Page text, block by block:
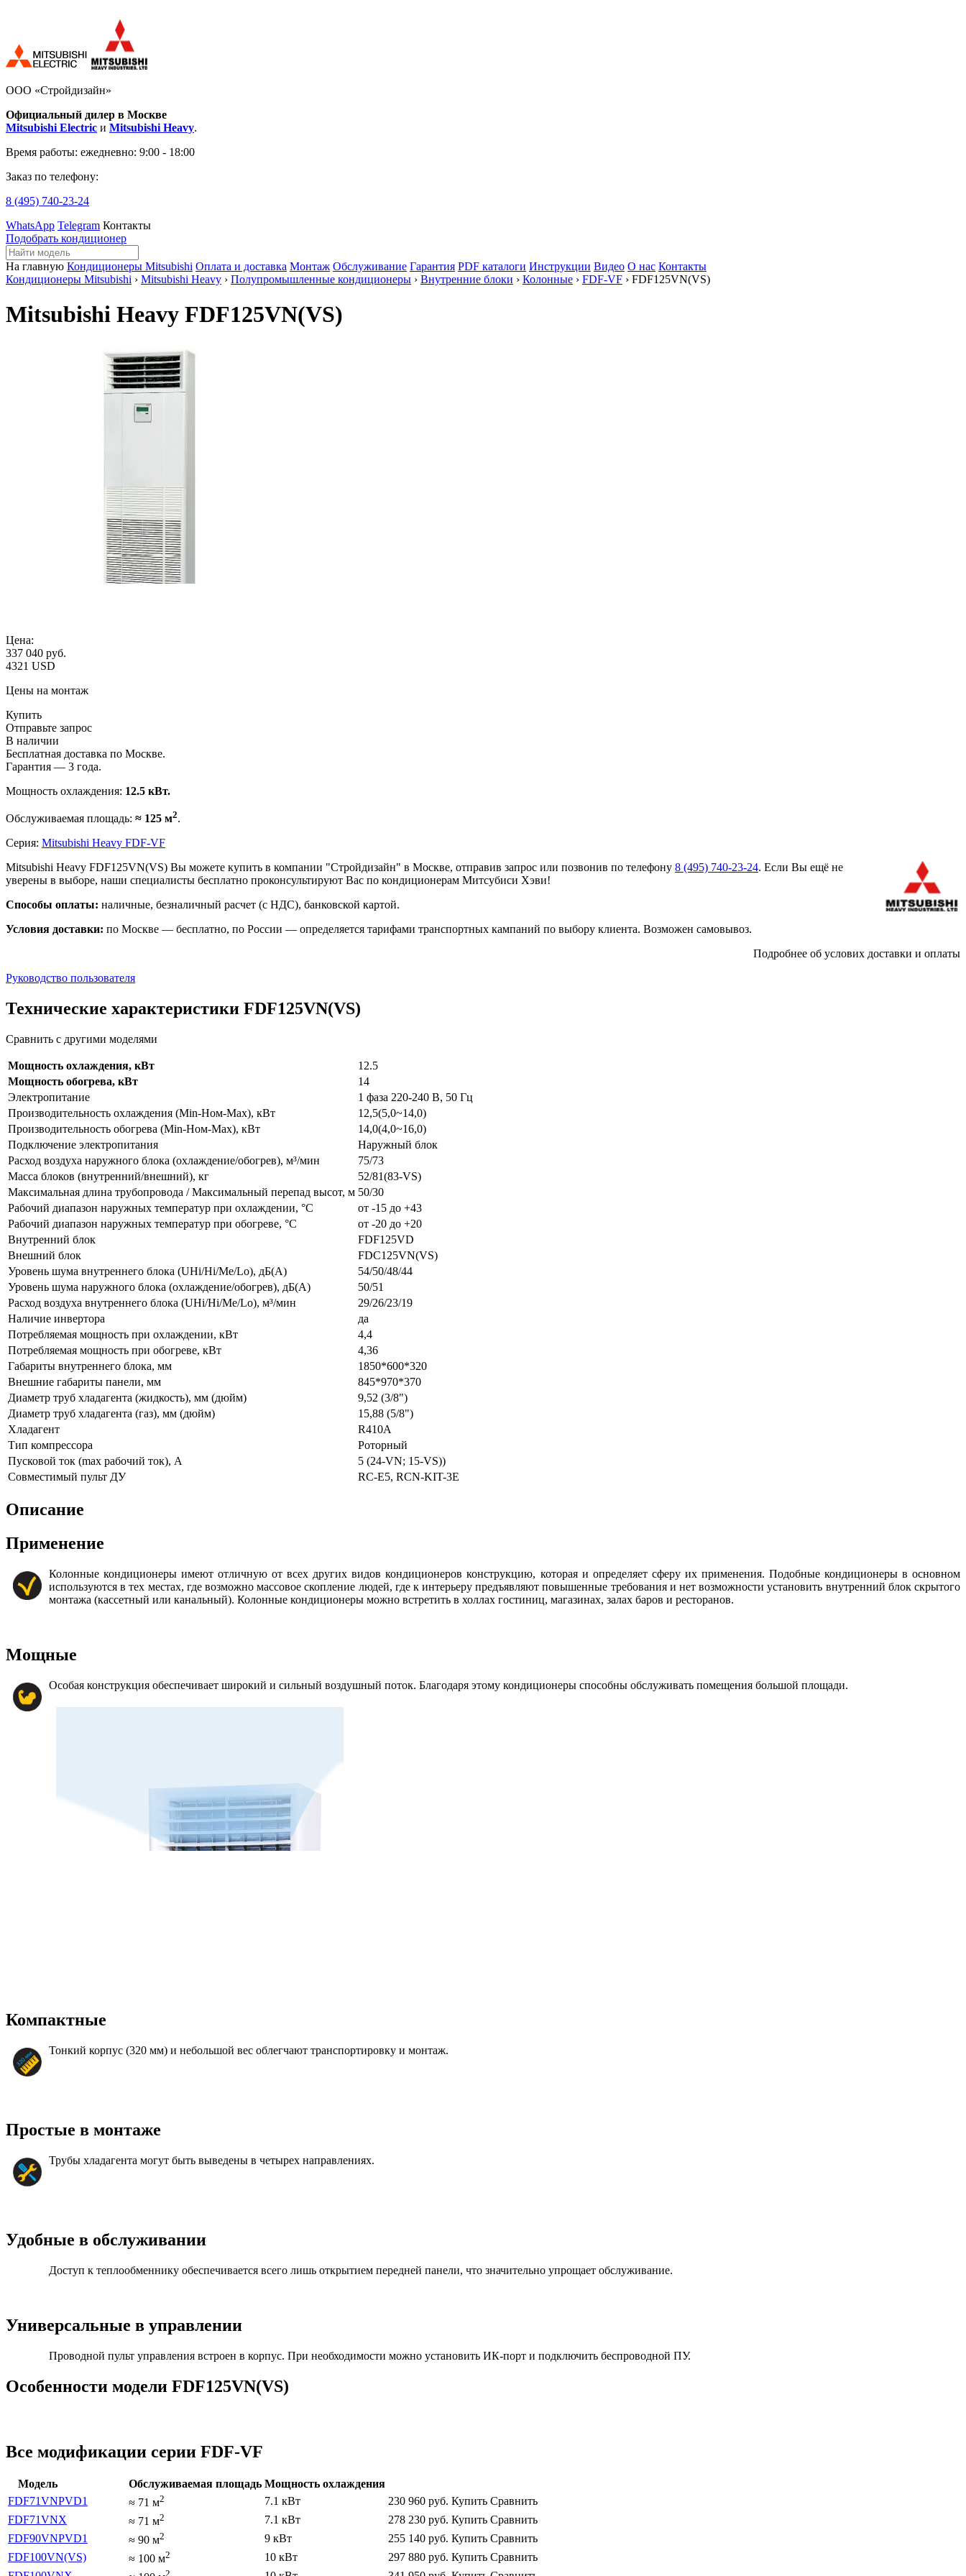
ООО «Стройдизайн»
Официальный дилер в Москве
Mitsubishi Electric и Mitsubishi Heavy.
Время работы: ежедневно: 9:00 - 18:00
Заказ по телефону:
8 (495) 740-23-24
WhatsApp Telegram Контакты
Подобрать кондиционер
На главную Кондиционеры Mitsubishi Оплата и доставка Монтаж Обслуживание Гарантия PDF каталоги Инструкции Видео О нас Контакты
Кондиционеры Mitsubishi › Mitsubishi Heavy › Полупромышленные кондиционеры › Внутренние блоки › Колонные › FDF-VF › FDF125VN(VS)
Mitsubishi Heavy FDF125VN(VS)
Цена:
337 040 руб.
4321 USD
Цены на монтаж
Купить
Отправьте запрос
В наличии
Бесплатная доставка по Москве.
Гарантия — 3 года.
Мощность охлаждения: 12.5 кВт.
Обслуживаемая площадь: ≈ 125 м2.
Серия: Mitsubishi Heavy FDF-VF
Mitsubishi Heavy FDF125VN(VS) Вы можете купить в компании "Стройдизайн" в Москве, отправив запрос или позвонив по телефону 8 (495) 740-23-24. Если Вы ещё не
уверены в выборе, наши специалисты бесплатно проконсультируют Вас по кондиционерам Митсубиси Хэви!
Способы оплаты: наличные, безналичный расчет (с НДС), банковской картой.
Условия доставки: по Москве — бесплатно, по России — определяется тарифами транспортных кампаний по выбору клиента. Возможен самовывоз.
Подробнее об услових доставки и оплаты
Руководство пользователя
Технические характеристики FDF125VN(VS)
Сравнить с другими моделями
Мощность охлаждения, кВт
12.5
Мощность обогрева, кВт
14
Электропитание
1 фаза 220-240 В, 50 Гц
Производительность охлаждения (Min-Ном-Max), кВт
12,5(5,0~14,0)
Производительность обогрева (Min-Ном-Max), кВт
14,0(4,0~16,0)
Подключение электропитания
Наружный блок
Расход воздуха наружного блока (охлаждение/обогрев), м³/мин
75/73
Масса блоков (внутренний/внешний), кг
52/81(83-VS)
Максимальная длина трубопровода / Максимальный перепад высот, м 50/30
Рабочий диапазон наружных температур при охлаждении, °С
от -15 до +43
Рабочий диапазон наружных температур при обогреве, °С
от -20 до +20
Внутренний блок
FDF125VD
Внешний блок
FDC125VN(VS)
Уровень шума внутреннего блока (UHi/Hi/Me/Lo), дБ(А)
54/50/48/44
Уровень шума наружного блока (охлаждение/обогрев), дБ(А)
50/51
Расход воздуха внутреннего блока (UHi/Hi/Me/Lo), м³/мин
29/26/23/19
Наличие инвертора
да
Потребляемая мощность при охлаждении, кВт
4,4
Потребляемая мощность при обогреве, кВт
4,36
Габариты внутреннего блока, мм
1850*600*320
Внешние габариты панели, мм
845*970*370
Диаметр труб хладагента (жидкость), мм (дюйм)
9,52 (3/8")
Диаметр труб хладагента (газ), мм (дюйм)
15,88 (5/8")
Хладагент
R410A
Тип компрессора
Роторный
Пусковой ток (max рабочий ток), А
5 (24-VN; 15-VS))
Совместимый пульт ДУ
RC-E5, RCN-KIT-3E
Описание
Применение
Колонные кондиционеры имеют отличную от всех других видов кондиционеров конструкцию, которая и определяет сферу их применения. Подобные кондиционеры в основном
используются в тех местах, где возможно массовое скопление людей, где к интерьеру предъявляют повышенные требования и нет возможности установить внутренний блок скрытого
монтажа (кассетный или канальный). Колонные кондиционеры можно встретить в холлах гостиниц, магазинах, залах баров и ресторанов.
Мощные
Особая конструкция обеспечивает широкий и сильный воздушный поток. Благодаря этому кондиционеры способны обслуживать помещения большой площади.
Компактные
Тонкий корпус (320 мм) и небольшой вес облегчают транспортировку и монтаж.
Простые в монтаже
Трубы хладагента могут быть выведены в четырех направлениях.
Удобные в обслуживании
Доступ к теплообменнику обеспечивается всего лишь открытием передней панели, что значительно упрощает обслуживание.
Универсальные в управлении
Проводной пульт управления встроен в корпус. При необходимости можно установить ИК-порт и подключить беспроводной ПУ.
Особенности модели FDF125VN(VS)
Все модификации серии FDF-VF
Модель Обслуживаемая площадь Мощность охлаждения
FDF71VNPVD1
≈ 71 м2 7.1 кВт 230 960 руб. Купить Сравнить
FDF71VNX
≈ 71 м2 7.1 кВт 278 230 руб. Купить Сравнить
FDF90VNPVD1
≈ 90 м2 9 кВт 255 140 руб. Купить Сравнить
FDF100VN(VS)
≈ 100 м2 10 кВт 297 880 руб. Купить Сравнить
2